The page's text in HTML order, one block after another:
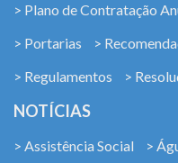
> Plano de Contratação
> Portarias
>
> Regulamentos
>
NOTÍCIAS
> Assistência Social >